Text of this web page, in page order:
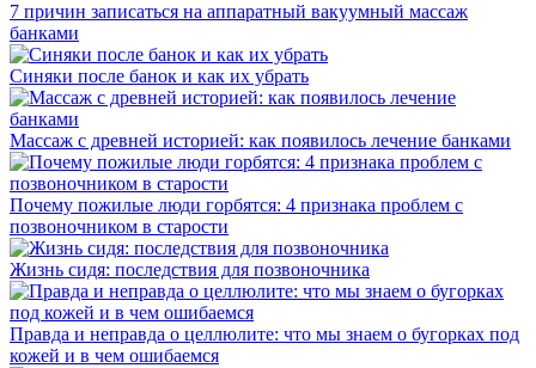
7 причин записаться на аппаратный вакуумный массаж
банками
Синяки после банок и как их убрать
Массаж с древней историей: как появилось лечение банками
Почему пожилые люди горбятся: 4 признака проблем с
позвоночником в старости
Жизнь сидя: последствия для позвоночника
Правда и неправда о целлюлите: что мы знаем о бугорках под
кожей и в чем ошибаемся